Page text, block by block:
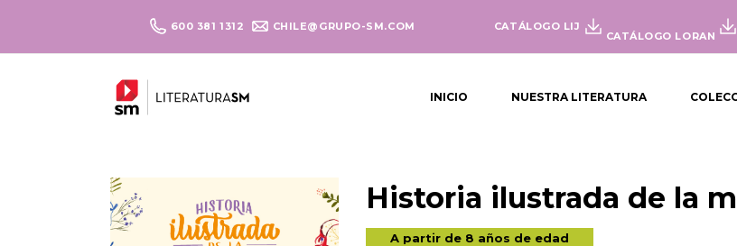
600 381 1312 CHILE@GRUPO-SM.COM CATÁLOGO LIJ
CATÁLOGO LORAN
INICIO NUESTRA LITERATURA
Historia ilustrada de la
A partir de 8 años de edad